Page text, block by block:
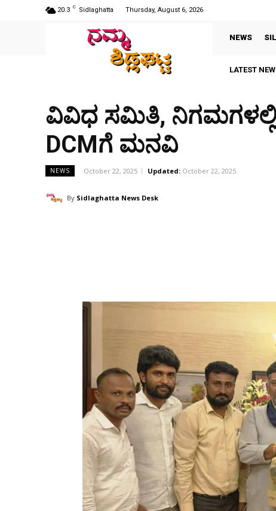
20.3 C Sidlaghatta Thursday, August 6, 2026
NEWS
LATEST
ವಿವಿಧ ಸಮಿತಿ, ನಿಗಮಗಳಲ್ಲಿ
DCMಗೆ ಮನವಿ
NEWS October 22, 2025 Updated: October 22, 2025
By Sidlaghatta News Desk